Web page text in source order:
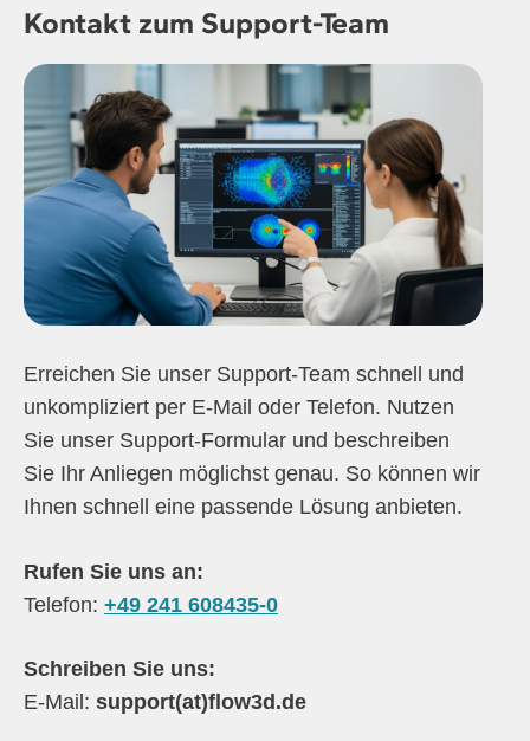
Kontakt zum Support-Team
Erreichen Sie unser Support-Team schnell und
unkompliziert per E-Mail oder Telefon. Nutzen
Sie unser Support-Formular und beschreiben
Sie Ihr Anliegen möglichst genau. So können wir
Ihnen schnell eine passende Lösung anbieten.
Rufen Sie uns an:
Telefon: +49 241 608435-0
Schreiben Sie uns:
E-Mail: support(at)flow3d.de